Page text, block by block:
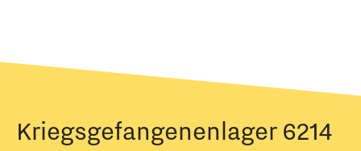
Kriegsgefangenenlager 6214